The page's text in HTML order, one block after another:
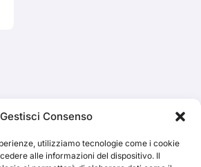
Gestisci Consenso
utilizziamo tecnologie come i cookie
alle informazioni del dispositivo. IlCerca